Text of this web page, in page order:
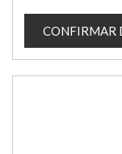
CONFIRMAR